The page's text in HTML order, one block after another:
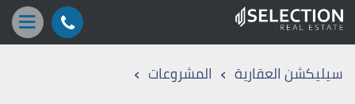
سيليكشن العقارية › المشروعات ›